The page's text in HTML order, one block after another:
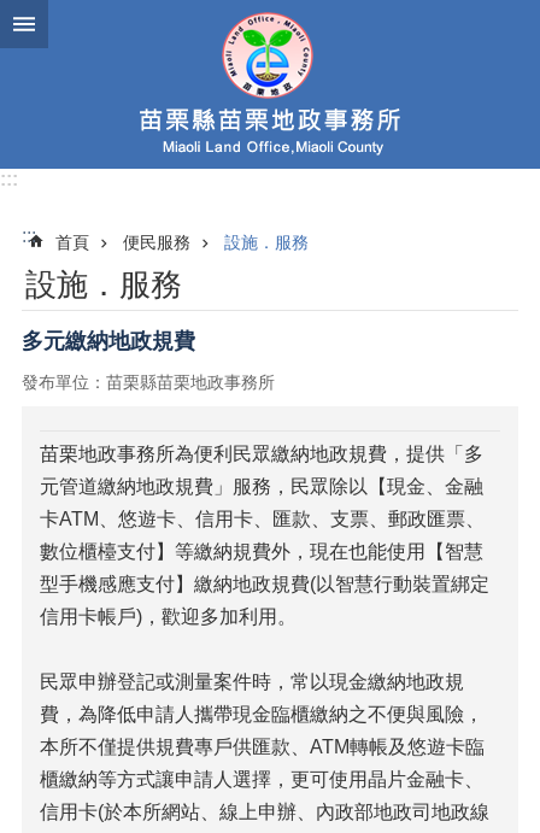
跳到主要內容區塊
:::
::: 首頁 便民服務 設施．服務
設施．服務
多元繳納地政規費
發布單位：苗栗縣苗栗地政事務所
苗栗地政事務所為便利民眾繳納地政規費，提供「多
元管道繳納地政規費」服務，民眾除以【現金、金融
卡ATM、悠遊卡、信用卡、匯款、支票、郵政匯票、
數位櫃檯支付】等繳納規費外，現在也能使用【智慧
型手機感應支付】繳納地政規費(以智慧行動裝置綁定
信用卡帳戶)，歡迎多加利用。
民眾申辦登記或測量案件時，常以現金繳納地政規
費，為降低申請人攜帶現金臨櫃繳納之不便與風險，
本所不僅提供規費專戶供匯款、ATM轉帳及悠遊卡臨
櫃繳納等方式讓申請人選擇，更可使用晶片金融卡、
信用卡(於本所網站、線上申辦、內政部地政司地政線